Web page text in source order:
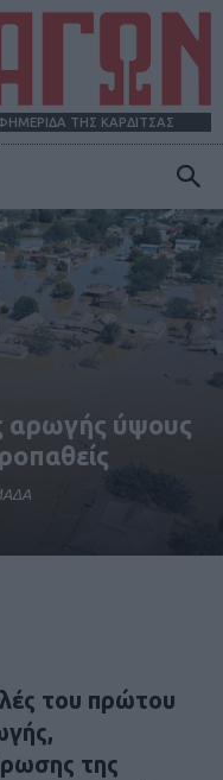
ΤΗΣ ΚΑΡΔΙΤΣΑΣ
αρωγής ύψους
του πρώτου
της